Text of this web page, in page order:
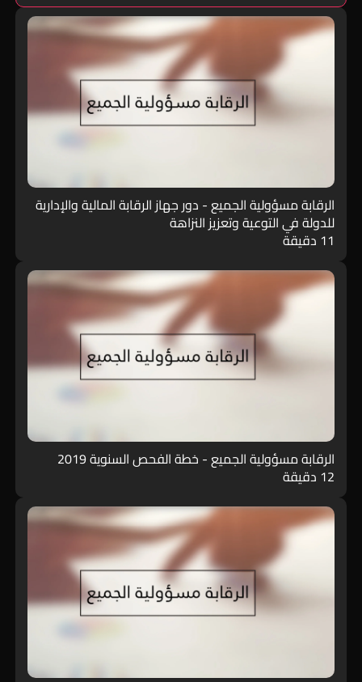
الرقابة مسؤولية الجميع - دور جهاز الرقابة المالية والإدارية
للدولة في التوعية وتعزيز النزاهة
11 دقيقة
الرقابة مسؤولية الجميع - خطة الفحص السنوية 2019
12 دقيقة